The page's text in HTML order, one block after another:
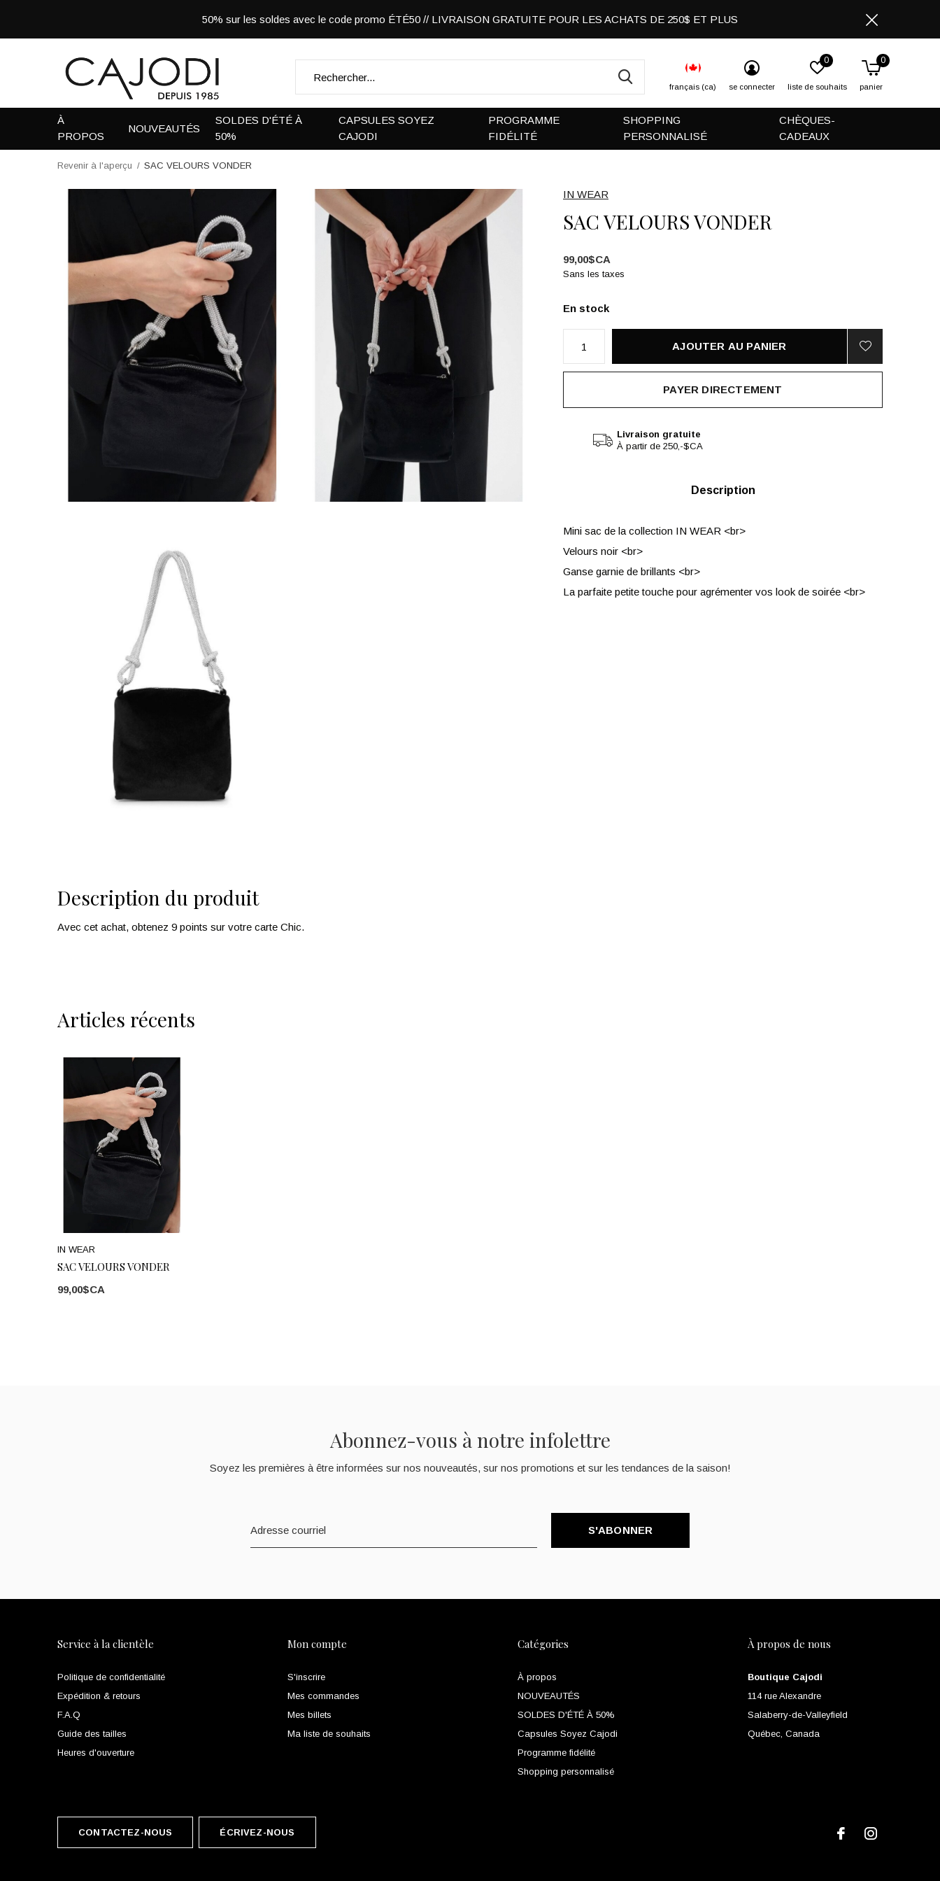
À
PROPOS
NOUVEAUTÉS
SOLDES D'ÉTÉ À
50%
CAPSULES SOYEZ
CAJODI
PROGRAMME
FIDÉLITÉ
SHOPPING
PERSONNALISÉ
CHÈQUES-
CADEAUX
français (ca) se connecter liste de souhaits
0
panier
0
50% sur les soldes avec le code promo ÉTÉ50 // LIVRAISON GRATUITE POUR LES ACHATS DE 250$ ET PLUS
Revenir à l'aperçu SAC VELOURS VONDER
IN WEAR
SAC VELOURS VONDER
99,00$CA
Sans les taxes
En stock
AJOUTER AU PANIER
PAYER DIRECTEMENT
Livraison gratuite
À partir de 250,-$CA
Description
Mini sac de la collection IN WEAR <br>
Velours noir <br>
Ganse garnie de brillants <br>
La parfaite petite touche pour agrémenter vos look de soirée <br>
Description du produit
Avec cet achat, obtenez 9 points sur votre carte Chic.
Articles récents
IN WEAR
SAC VELOURS VONDER
99,00$CA
Abonnez-vous à notre infolettre
Soyez les premières à être informées sur nos nouveautés, sur nos promotions et sur les tendances de la saison!
S'ABONNER
Service à la clientèle
Politique de confidentialité
Expédition & retours
F.A.Q
Guide des tailles
Heures d'ouverture
Mon compte
S'inscrire
Mes commandes
Mes billets
Ma liste de souhaits
Catégories
À propos
NOUVEAUTÉS
SOLDES D'ÉTÉ À 50%
Capsules Soyez Cajodi
Programme fidélité
Shopping personnalisé
À propos de nous
Boutique Cajodi
114 rue Alexandre
Salaberry-de-Valleyfield
Québec, Canada
CONTACTEZ-NOUS ÉCRIVEZ-NOUS